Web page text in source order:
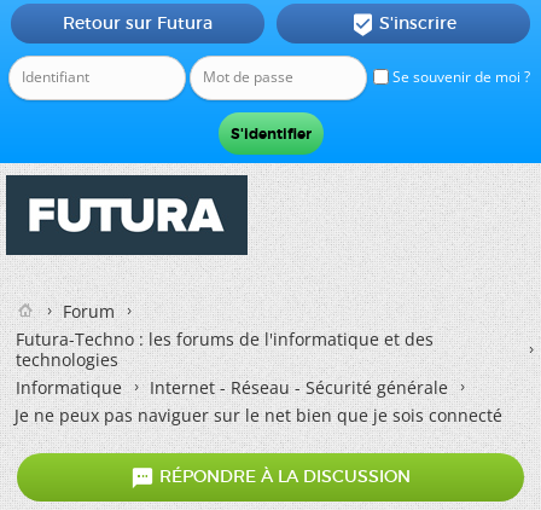
Se souvenir de moi ?
Retour sur Futura  S'inscrire
Forum
Futura-Techno : les forums de l'informatique et des
technologies
Informatique
Internet - Réseau - Sécurité générale
Je ne peux pas naviguer sur le net bien que je sois connecté
 RÉPONDRE À LA DISCUSSION